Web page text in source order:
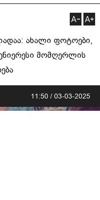
ახალი ფოტოები,
მომღერლის
11:50 / 03-03-2025